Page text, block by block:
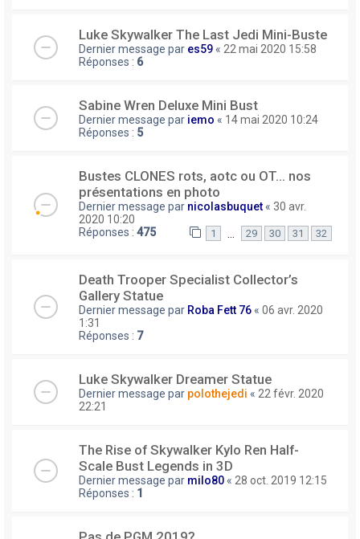
Luke Skywalker The Last Jedi Mini-Buste
Dernier message par es59 « 22 mai 2020 15:58
Réponses : 6
Sabine Wren Deluxe Mini Bust
Dernier message par iemo « 14 mai 2020 10:24
Réponses : 5
Bustes CLONES rots, aotc ou OT... nos
présentations en photo
Dernier message par nicolasbuquet « 30 avr.
2020 10:20
Réponses : 475 1 29 30 31 32
Death Trooper Specialist Collector’s
Gallery Statue
Dernier message par Roba Fett 76 « 06 avr. 2020
1:31
Réponses : 7
Luke Skywalker Dreamer Statue
Dernier message par polothejedi « 22 févr. 2020
22:21
The Rise of Skywalker Kylo Ren Half-
Scale Bust Legends in 3D
Dernier message par milo80 « 28 oct. 2019 12:15
Réponses : 1